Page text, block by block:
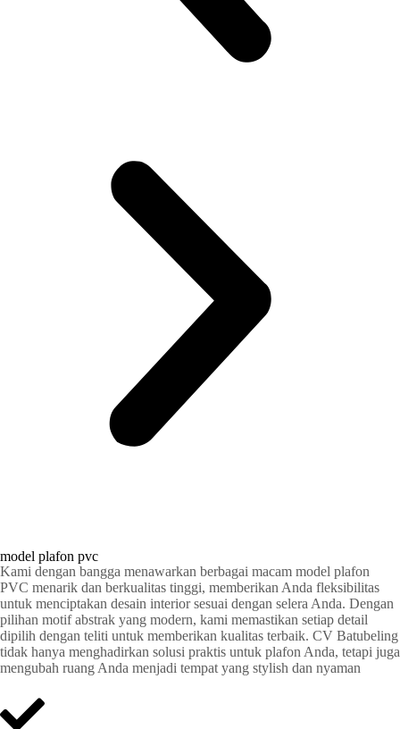
model plafon pvc
Kami dengan bangga menawarkan berbagai macam model plafon
PVC menarik dan berkualitas tinggi, memberikan Anda fleksibilitas
untuk menciptakan desain interior sesuai dengan selera Anda. Dengan
pilihan motif abstrak yang modern, kami memastikan setiap detail
dipilih dengan teliti untuk memberikan kualitas terbaik. CV Batubeling
tidak hanya menghadirkan solusi praktis untuk plafon Anda, tetapi juga
mengubah ruang Anda menjadi tempat yang stylish dan nyaman